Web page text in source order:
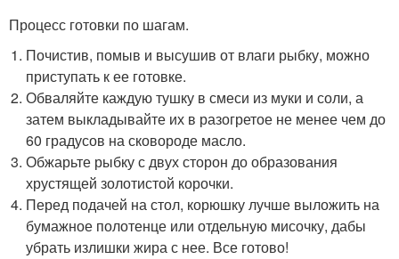
Процесс готовки по шагам.
Почистив, помыв и высушив от влаги рыбку, можно
приступать к ее готовке.
Обваляйте каждую тушку в смеси из муки и соли, а
затем выкладывайте их в разогретое не менее чем до
60 градусов на сковороде масло.
Обжарьте рыбку с двух сторон до образования
хрустящей золотистой корочки.
Перед подачей на стол, корюшку лучше выложить на
бумажное полотенце или отдельную мисочку, дабы
убрать излишки жира с нее. Все готово!